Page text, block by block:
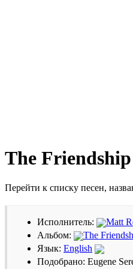
The
Перейти к списку песен,
Исполнитель:
Matt
Альбом:
The
Язык: English
Подобрано: Eugene